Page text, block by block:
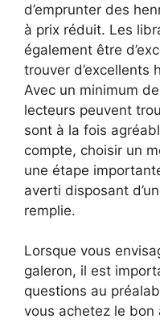
d’emprunter des
à prix réduit. Les
également être
trouver d’excellents
Avec un minimum
lecteurs peuvent
sont à la fois
compte, choisir un
une étape
averti disposant
remplie.
Lorsque vous
galeron, il est
questions au
vous achetez le bon